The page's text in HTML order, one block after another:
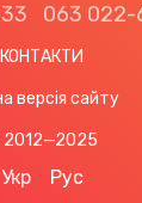
063 022-
КОНТАКТИ
версія сайту
Укр Рус